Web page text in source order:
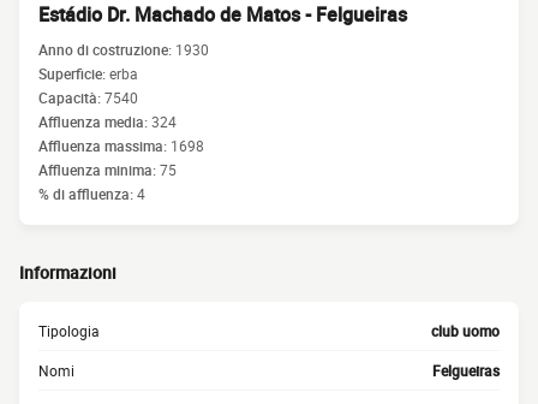
Estádio Dr. Machado de Matos - Felgueiras
Anno di costruzione: 1930
Superficie:erba
Capacità:7540
Affluenza media:324
Affluenza massima: 1698
Affluenza minima:75
% di affluenza:4
Informazioni
Tipologia club uomo
Nomi Felgueiras